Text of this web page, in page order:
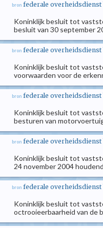
bron federale overheidsdienst
Koninklijk besluit tot
besluit van 30 september
bron federale overheidsdienst
Koninklijk besluit tot
voorwaarden voor de
bron federale overheidsdienst
Koninklijk besluit tot
besturen van
bron federale overheidsdienst
Koninklijk besluit tot
24 november 2004
bron federale overheidsdienst
Koninklijk besluit tot
octrooieerbaarheid van de